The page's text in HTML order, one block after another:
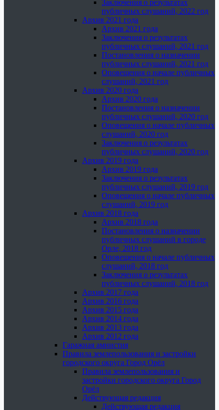
Заключения о результатах
публичных слушаний, 2022 год
Архив 2021 года
Архив 2021 года
Заключения о результатах
публичных слушаний, 2021 год
Постановления о назначении
публичных слушаний, 2021 год
Оповещения о начале публичных
слушаний, 2021 год
Архив 2020 года
Архив 2020 года
Постановления о назначении
публичных слушаний, 2020 год
Оповещения о начале публичных
слушаний, 2020 год
Заключения о результатах
публичных слушаний, 2020 год
Архив 2019 года
Архив 2019 года
Заключения о результатах
публичных слушаний, 2019 год
Оповещения о начале публичных
слушаний, 2019 год
Архив 2018 года
Архив 2018 года
Постановления о назначении
публичных слушаний в городе
Орле, 2018 год
Оповещения о начале публичных
слушаний, 2018 год
Заключения о результатах
публичных слушаний, 2018 год
Архив 2017 года
Архив 2016 года
Архив 2015 года
Архив 2014 года
Архив 2013 года
Архив 2012 года
Гаражная амнистия
Правила землепользования и застройки
городского округа Город Орёл
Правила землепользования и
застройки городского округа Город
Орёл
Действующая редакция
Действующая редакция